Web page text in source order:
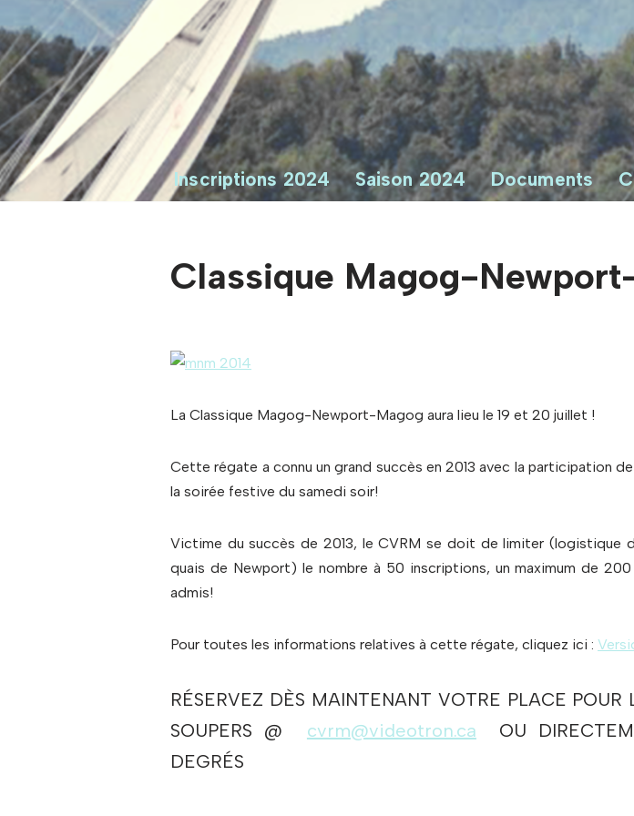
Inscriptions 2024 Saison 2024 Documents
Classique Magog-
La Classique Magog-Newport-Magog aura lieu le 19 et 20 juillet !
Cette régate a connu un grand succès en 2013 avec la participation
la soirée festive du samedi soir!
Victime du succès de 2013, le CVRM se doit de limiter (logistique
quais de Newport) le nombre à 50 inscriptions, un maximum de
admis!
Pour toutes les informations relatives à cette régate, cliquez ici :
RÉSERVEZ DÈS MAINTENANT VOTRE PLACE POUR
SOUPERS @ cvrm@videotron.ca
OU
DEGRÉS